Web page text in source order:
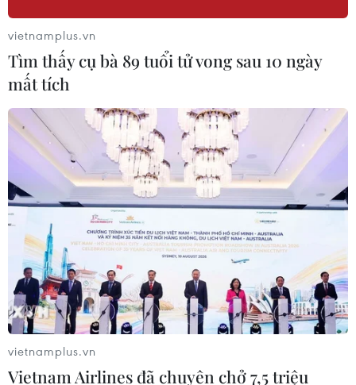
Tin cùng chuyên mục
Phát huy vai trò KOL, KOC trong xây dựng không
gian mạng văn minh, an toàn
10/08/2026 12:15
vietnamplus.vn
Tìm thấy cụ bà 89 tuổi tử vong sau 10 ngày
mất tích
vietnamplus.vn
Vietnam Airlines đã chuyên chở 7,5 triệu